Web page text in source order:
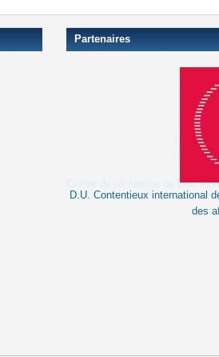
Partenaires
D.U. Contentieux international
des